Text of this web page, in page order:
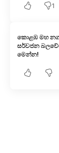
1
කොළඹ මහ
සර්වජන
මෙන්න!